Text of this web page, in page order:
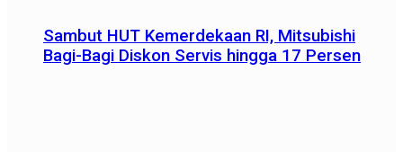
Sambut HUT Kemerdekaan RI, Mitsubishi
Bagi-Bagi Diskon Servis hingga 17 Persen